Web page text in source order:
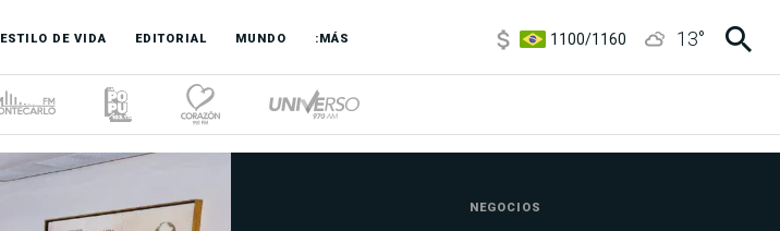
ESTILO DE VIDA EDITORIAL MUNDO :MÁS
3,8/4
13°
NEGOCIOS